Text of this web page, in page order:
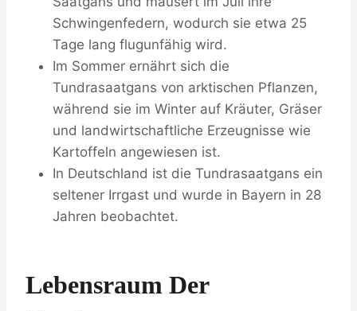
Schwingenfedern, wodurch sie etwa 25
Tage lang flugunfähig wird.
Im Sommer ernährt sich die
Tundrasaatgans von arktischen Pflanzen,
während sie im Winter auf Kräuter, Gräser
und landwirtschaftliche Erzeugnisse wie
Kartoffeln angewiesen ist.
In Deutschland ist die Tundrasaatgans ein
seltener Irrgast und wurde in Bayern in 28
Jahren beobachtet.
Lebensraum Der